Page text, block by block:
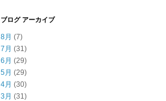
ブログ アーカイブ
8月 (7)
7月 (31)
6月 (29)
5月 (29)
4月 (30)
3月 (31)